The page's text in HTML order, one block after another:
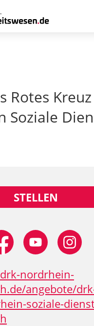
Rotes Kreuz
Soziale
STELLEN
nordrhein-
angebote/
soziale-